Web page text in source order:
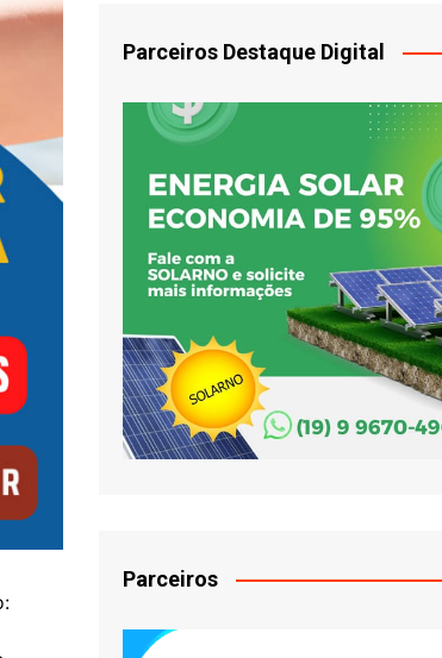
Parceiros Destaque Digital
Parceiros